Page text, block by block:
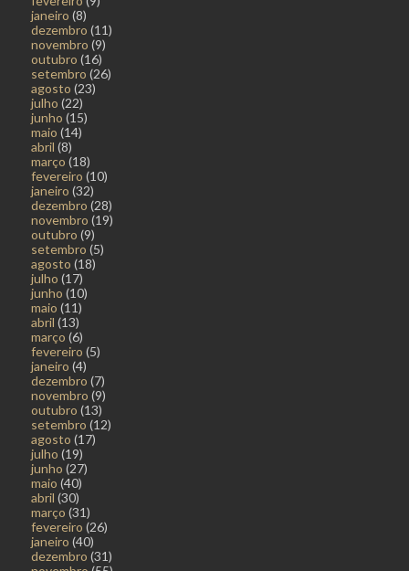
janeiro (8)
dezembro (11)
novembro (9)
outubro (16)
setembro (26)
agosto (23)
julho (22)
junho (15)
maio (14)
abril (8)
março (18)
fevereiro (10)
janeiro (32)
dezembro (28)
novembro (19)
outubro (9)
setembro (5)
agosto (18)
julho (17)
junho (10)
maio (11)
abril (13)
março (6)
fevereiro (5)
janeiro (4)
dezembro (7)
novembro (9)
outubro (13)
setembro (12)
agosto (17)
julho (19)
junho (27)
maio (40)
abril (30)
março (31)
fevereiro (26)
janeiro (40)
dezembro (31)